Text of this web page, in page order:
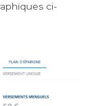
ci-